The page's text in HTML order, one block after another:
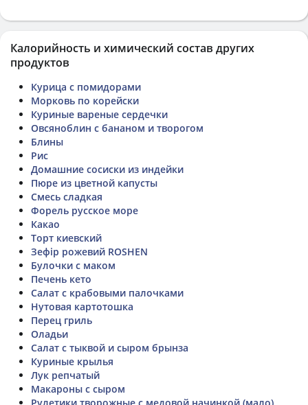
Калорийность и химический состав других
продуктов
Курица с помидорами
Морковь по корейски
Куриные вареные сердечки
Овсяноблин с бананом и творогом
Блины
Рис
Домашние сосиски из индейки
Пюре из цветной капусты
Смесь сладкая
Форель русское море
Какао
Торт киевский
Зефір рожевий ROSHEN
Булочки с маком
Печень кето
Салат с крабовыми палочками
Нутовая картотошка
Перец гриль
Оладьи
Салат с тыквой и сыром брынза
Куриные крылья
Лук репчатый
Макароны с сыром